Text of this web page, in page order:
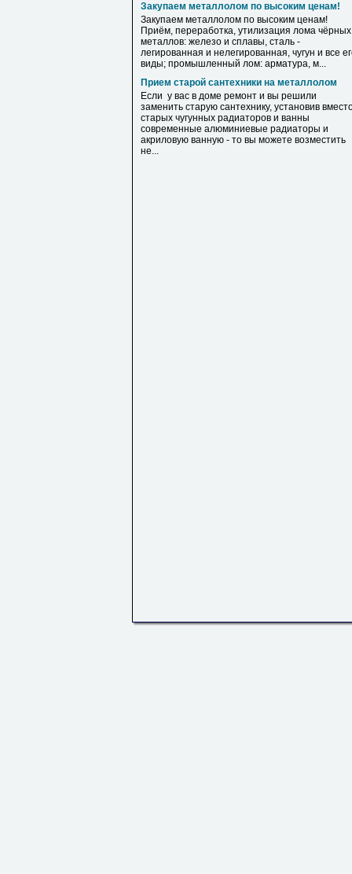
Закупаем металлолом по высоким ценам!
Закупаем металлолом по высоким ценам!
Приём, переработка, утилизация лома чёрных
металлов: железо и сплавы, сталь -
легированная и нелегированная, чугун и все
виды; промышленный лом: арматура, м...
Прием старой сантехники на металлолом
Если у вас в доме ремонт и вы решили
заменить старую сантехнику, установив
старых чугунных радиаторов и ванны
современные алюминиевые радиаторы и
акриловую ванную - то вы можете возместить
не...